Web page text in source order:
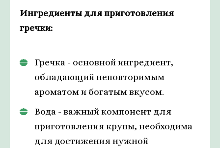
Ингредиенты для приготовления
гречки:
Гречка - основной ингредиент,
обладающий неповторимым
ароматом и богатым вкусом.
Вода - важный компонент для
приготовления крупы, необходима
для достижения нужной